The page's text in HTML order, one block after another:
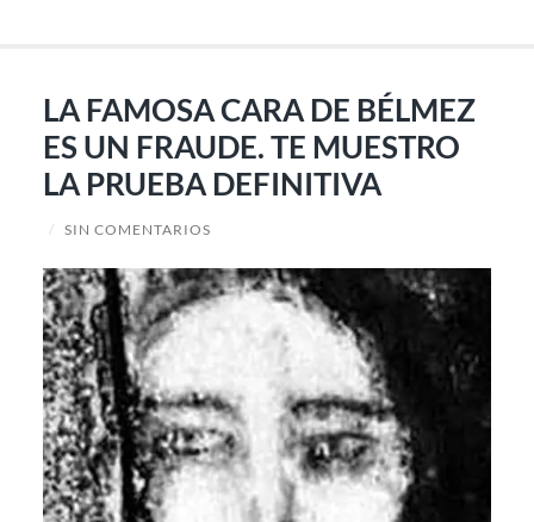
LA FAMOSA CARA DE BÉLMEZ
ES UN FRAUDE. TE MUESTRO
LA PRUEBA DEFINITIVA
/ SIN COMENTARIOS